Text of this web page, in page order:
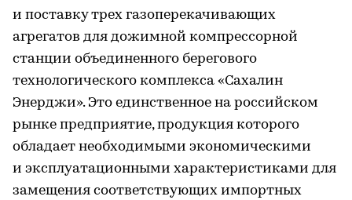
и поставку трех газоперекачивающих
агрегатов для дожимной компрессорной
станции объединенного берегового
технологического комплекса «Сахалин
Энерджи». Это единственное на российском
рынке предприятие, продукция которого
обладает необходимыми экономическими
и эксплуатационными характеристиками для
замещения соответствующих импортных